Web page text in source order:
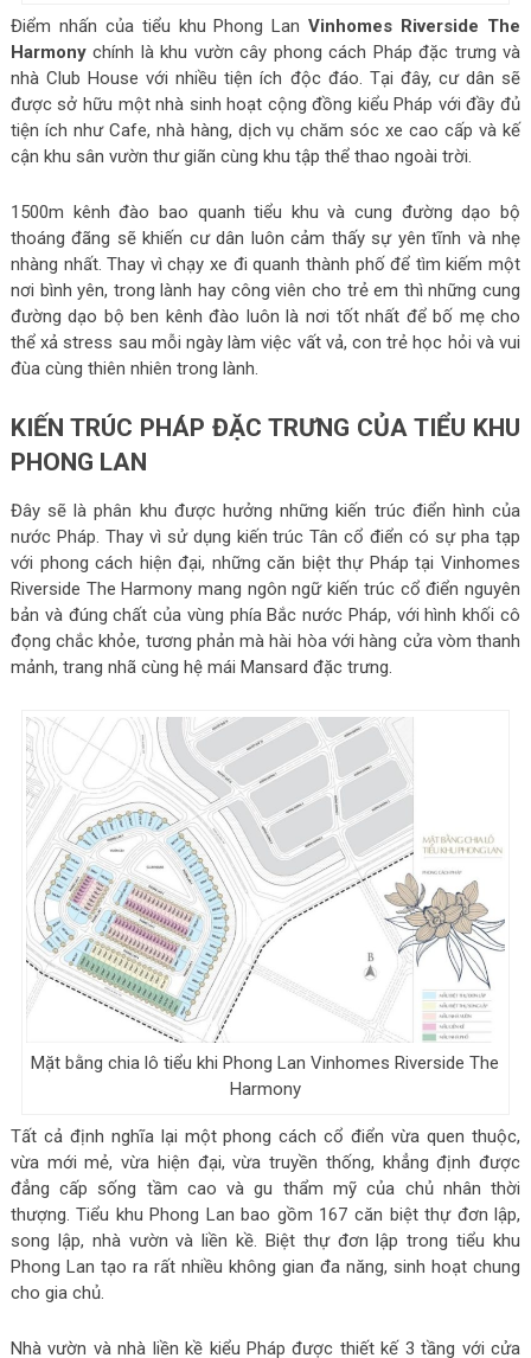
Điểm nhấn của tiểu khu Phong LanVinhomes Riverside The
Harmonychính là khu vườn cây phong cách Pháp đặc trưng và
nhà Club House với nhiều tiện ích độc đáo. Tại đây, cư dân sẽ
được sở hữu một nhà sinh hoạt cộng đồng kiểu Pháp với đầy đủ
tiện ích như Cafe, nhà hàng, dịch vụ chăm sóc xe cao cấp và kế
cận khu sân vườn thư giãn cùng khu tập thể thao ngoài trời.
1500m kênh đào bao quanh tiểu khu và cung đường dạo bộ
thoáng đãng sẽ khiến cư dân luôn cảm thấy sự yên tĩnh và nhẹ
nhàng nhất. Thay vì chạy xe đi quanh thành phố để tìm kiếm một
nơi bình yên, trong lành hay công viên cho trẻ em thì những cung
đường dạo bộ ben kênh đào luôn là nơi tốt nhất để bố mẹ cho
thể xả stress sau mỗi ngày làm việc vất vả, con trẻ học hỏi và vui
đùa cùng thiên nhiên trong lành.
KIẾN TRÚC PHÁP ĐẶC TRƯNG CỦA TIỂU KHU
PHONG LAN
Đây sẽ là phân khu được hưởng những kiến trúc điển hình của
nước Pháp. Thay vì sử dụng kiến trúc Tân cổ điển có sự pha tạp
với phong cách hiện đại, những căn biệt thự Pháp tại Vinhomes
Riverside The Harmony mang ngôn ngữ kiến trúc cổ điển nguyên
bản và đúng chất của vùng phía Bắc nước Pháp, với hình khối cô
đọng chắc khỏe, tương phản mà hài hòa với hàng cửa vòm thanh
mảnh, trang nhã cùng hệ mái Mansard đặc trưng.
Mặt bằng chia lô tiểu khi Phong Lan Vinhomes Riverside The
Harmony
Tất cả định nghĩa lại một phong cách cổ điển vừa quen thuộc,
vừa mới mẻ, vừa hiện đại, vừa truyền thống, khẳng định được
đẳng cấp sống tầm cao và gu thẩm mỹ của chủ nhân thời
thượng. Tiểu khu Phong Lan bao gồm 167 căn biệt thự đơn lập,
song lập, nhà vườn và liền kề. Biệt thự đơn lập trong tiểu khu
Phong Lan tạo ra rất nhiều không gian đa năng, sinh hoạt chung
cho gia chủ.
Nhà vườn và nhà liền kề kiểu Pháp được thiết kế 3 tầng với cửa